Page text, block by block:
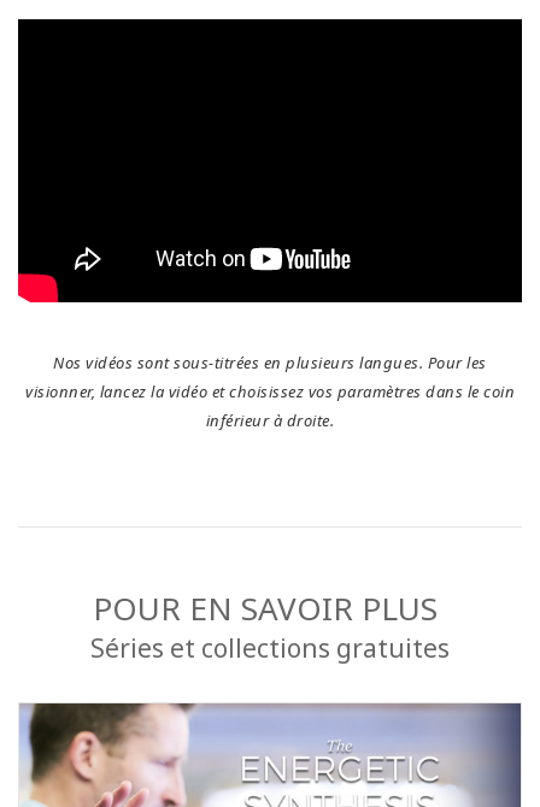
Nos vidéos sont sous-titrées en plusieurs langues. Pour les
visionner, lancez la vidéo et choisissez vos paramètres dans le coin
inférieur à droite.
POUR EN SAVOIR PLUS
Séries et collections gratuites